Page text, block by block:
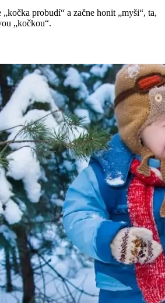
probudí“ a začne honit „myši“, ta,
„kočkou“.